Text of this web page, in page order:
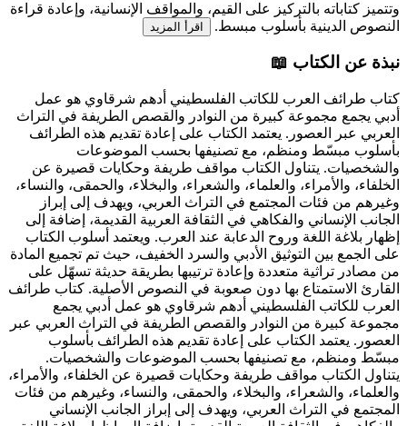
وتتميز كتاباته بالتركيز على القيم، والمواقف الإنسانية، وإعادة قراءة
النصوص الدينية بأسلوب مبسط.
اقرأ المزيد
نبذة عن الكتاب 📖
كتاب طرائف العرب للكاتب الفلسطيني أدهم شرقاوي هو عمل
أدبي يجمع مجموعة كبيرة من النوادر والقصص الطريفة في التراث
العربي عبر العصور. يعتمد الكتاب على إعادة تقديم هذه الطرائف
بأسلوب مبسّط ومنظم، مع تصنيفها بحسب الموضوعات
والشخصيات. يتناول الكتاب مواقف طريفة وحكايات قصيرة عن
الخلفاء، والأمراء، والعلماء، والشعراء، والبخلاء، والحمقى، والنساء،
وغيرهم من فئات المجتمع في التراث العربي، ويهدف إلى إبراز
الجانب الإنساني والفكاهي في الثقافة العربية القديمة، إضافة إلى
إظهار بلاغة اللغة وروح الدعابة عند العرب. ويعتمد أسلوب الكتاب
على الجمع بين التوثيق الأدبي والسرد الخفيف، حيث تم تجميع المادة
من مصادر تراثية متعددة وإعادة ترتيبها بطريقة حديثة تسهّل على
القارئ الاستمتاع بها دون صعوبة في النصوص الأصلية. كتاب طرائف
العرب للكاتب الفلسطيني أدهم شرقاوي هو عمل أدبي يجمع
مجموعة كبيرة من النوادر والقصص الطريفة في التراث العربي عبر
العصور. يعتمد الكتاب على إعادة تقديم هذه الطرائف بأسلوب
مبسّط ومنظم، مع تصنيفها بحسب الموضوعات والشخصيات.
يتناول الكتاب مواقف طريفة وحكايات قصيرة عن الخلفاء، والأمراء،
والعلماء، والشعراء، والبخلاء، والحمقى، والنساء، وغيرهم من فئات
المجتمع في التراث العربي، ويهدف إلى إبراز الجانب الإنساني